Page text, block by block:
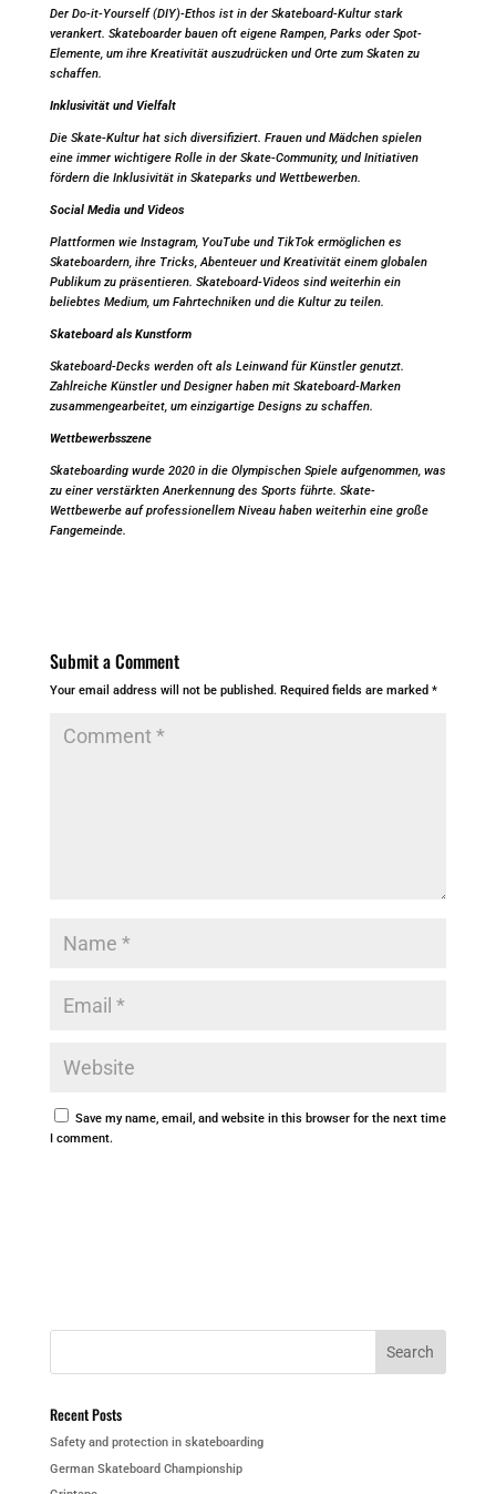
Der Do-it-Yourself (DIY)-Ethos ist in der Skateboard-Kultur stark
verankert. Skateboarder bauen oft eigene Rampen, Parks oder Spot-
Elemente, um ihre Kreativität auszudrücken und Orte zum Skaten zu
schaffen.
Inklusivität und Vielfalt
Die Skate-Kultur hat sich diversifiziert. Frauen und Mädchen spielen
eine immer wichtigere Rolle in der Skate-Community, und Initiativen
fördern die Inklusivität in Skateparks und Wettbewerben.
Social Media und Videos
Plattformen wie Instagram, YouTube und TikTok ermöglichen es
Skateboardern, ihre Tricks, Abenteuer und Kreativität einem globalen
Publikum zu präsentieren. Skateboard-Videos sind weiterhin ein
beliebtes Medium, um Fahrtechniken und die Kultur zu teilen.
Skateboard als Kunstform
Skateboard-Decks werden oft als Leinwand für Künstler genutzt.
Zahlreiche Künstler und Designer haben mit Skateboard-Marken
zusammengearbeitet, um einzigartige Designs zu schaffen.
Wettbewerbsszene
Skateboarding wurde 2020 in die Olympischen Spiele aufgenommen, was
zu einer verstärkten Anerkennung des Sports führte. Skate-
Wettbewerbe auf professionellem Niveau haben weiterhin eine große
Fangemeinde.
Submit a Comment
Your email address will not be published. Required fields are marked *
Save my name, email, and website in this browser for the next time
I comment.
Recent Posts
Safety and protection in skateboarding
German Skateboard Championship